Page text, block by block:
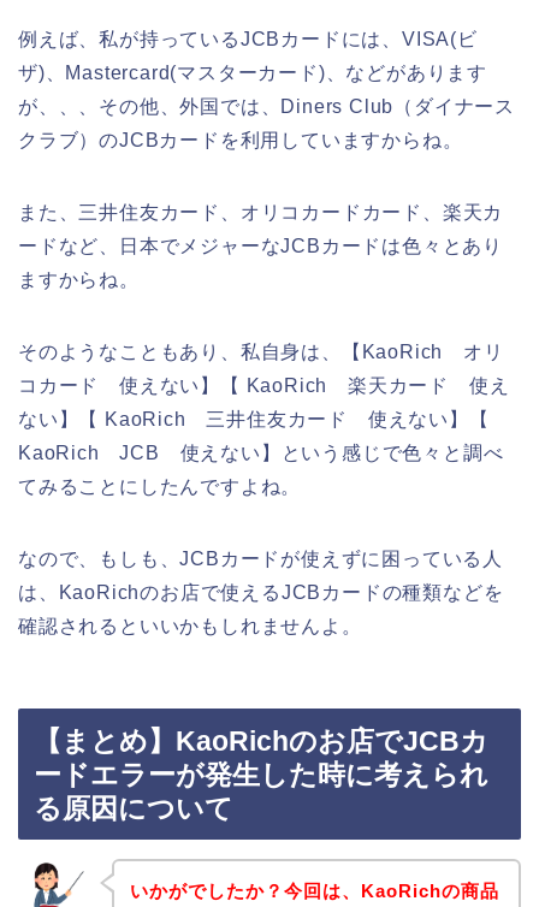
例えば、私が持っているJCBカードには、VISA(ビ
ザ)、Mastercard(マスターカード)、などがあります
が、、、その他、外国では、Diners Club（ダイナース
クラブ）のJCBカードを利用していますからね。
また、三井住友カード、オリコカードカード、楽天カ
ードなど、日本でメジャーなJCBカードは色々とあり
ますからね。
そのようなこともあり、私自身は、【KaoRich オリ
コカード 使えない】【 KaoRich 楽天カード 使え
ない】【 KaoRich 三井住友カード 使えない】【
KaoRich JCB 使えない】という感じで色々と調べ
てみることにしたんですよね。
なので、もしも、JCBカードが使えずに困っている人
は、KaoRichのお店で使えるJCBカードの種類などを
確認されるといいかもしれませんよ。
【まとめ】KaoRichのお店でJCBカ
ードエラーが発生した時に考えられ
る原因について
いかがでしたか？今回は、KaoRichの商品